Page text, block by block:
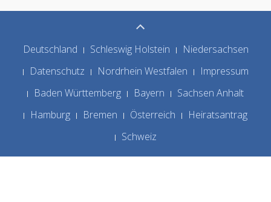
Deutschland Schleswig Holstein
Niedersachsen
Datenschutz
Nordrhein Westfalen
Impressum
Baden Württemberg
Bayern
Sachsen Anhalt
Hamburg
Bremen Österreich
Heiratsantrag
Schweiz